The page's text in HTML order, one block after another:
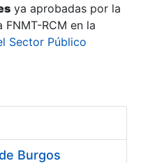
ya aprobadas por la
RCM en la
Sector Público
Burgos